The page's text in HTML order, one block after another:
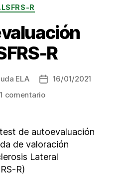
Categorías
R
R
ELA
Fecha16/01/2021
1 comentarioen
de autoevaluación
de valoración
Lateral
R)